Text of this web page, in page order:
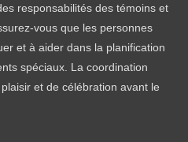
responsabilités des témoins et
vous que les personnes
et à aider dans la planification
spéciaux. La coordination
et de célébration avant le